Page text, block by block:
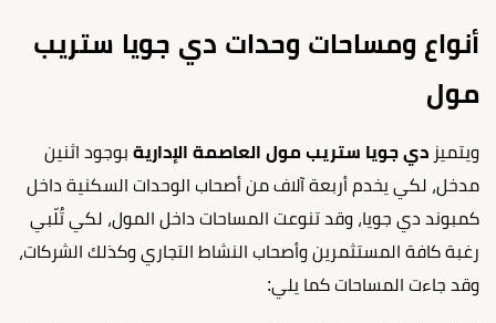
أنواع ومساحات وحدات دي جويا ستريب
مول
ويتميز دي جويا ستريب مول العاصمة الإدارية بوجود اثنين
مدخل، لكي يخدم أربعة آلاف من أصحاب الوحدات السكنية داخل
كمبوند دي جويا، وقد تنوعت المساحات داخل المول، لكي تُلّبي
رغبة كافة المستثمرين وأصحاب النشاط التجاري وكذلك الشركات،
وقد جاءت المساحات كما يلي: